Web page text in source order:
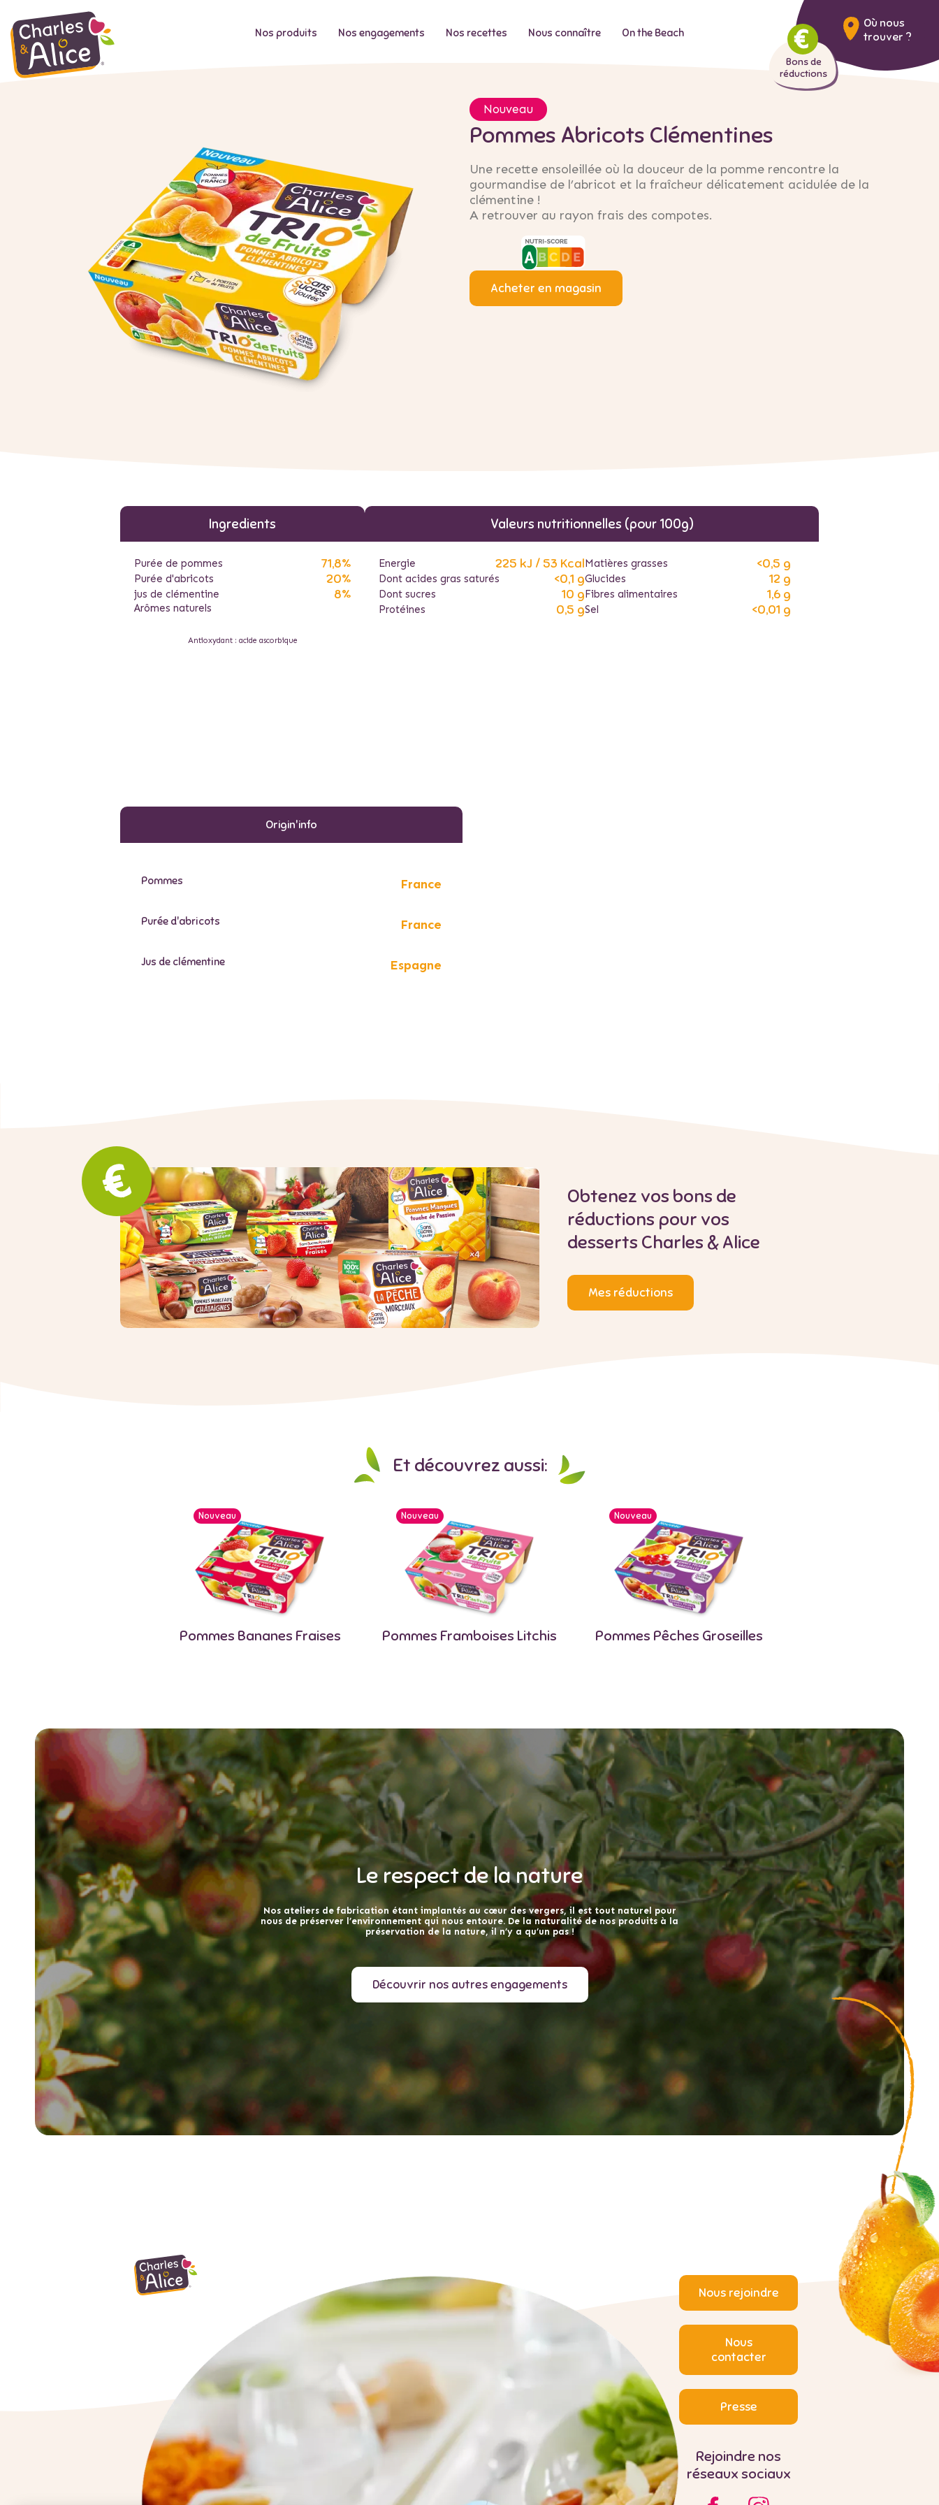
Aller
Nos produits Nos engagements Nos recettes Nous connaître On the Beach
Bons de
réductions
Où nous
trouver ?
Nouveau
Pommes Abricots Clémentines
Une recette ensoleillée où la douceur de la pomme rencontre la
gourmandise de l’abricot et la fraîcheur délicatement acidulée de la
clémentine !
A retrouver au rayon frais des compotes.
Acheter en magasin
Ingredients
Purée de pommes 71,8%
Purée d'abricots 20%
jus de clémentine 8%
Arômes naturels
Antioxydant : acide ascorbique
Valeurs nutritionnelles (pour 100g)
Energie 225 kJ / 53 KcalMatières grasses <0,5 g
Dont acides gras saturés <0,1 gGlucides 12 g
Dont sucres 10 gFibres alimentaires 1,6 g
Protéines 0,5 gSel <0,01 g
Origin'info
Pommes France
Purée d'abricots France
Jus de clémentine Espagne
Obtenez vos bons de
réductions pour vos
desserts Charles & Alice
Mes réductions
Et découvrez aussi:
Nouveau
Pommes Bananes Fraises
Nouveau
Pommes Framboises Litchis
Nouveau
Pommes Pêches Groseilles
Le respect de la nature
Nos ateliers de fabrication étant implantés au cœur des vergers, il est tout naturel pour
nous de préserver l’environnement qui nous entoure. De la naturalité de nos produits à la
préservation de la nature, il n’y a qu’un pas !
Découvrir nos autres engagements
Nous rejoindre
Nous
contacter
Presse
Rejoindre nos
réseaux sociaux